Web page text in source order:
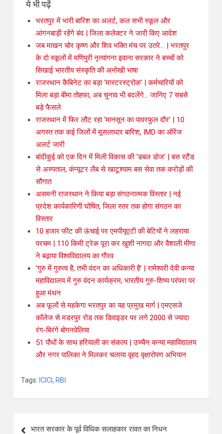
ये भी पढ़ें
भरतपुर में भारी बारिश का अलर्ट, कल सभी स्कूल और
आंगनबाड़ी रहेंगे बंद | जिला कलेक्टर ने जारी किए आदेश
जब माखन चोर कृष्ण और शिव भक्ति मंच पर उतरे… | भरतपुर
के दो स्कूलों में मणिपुरी नृत्यांगना इवाना सरकार ने बच्चों को
सिखाई भारतीय संस्कृति की अनोखी भाषा
राजस्थान कैबिनेट का बड़ा ‘मास्टरस्ट्रोक’ | कर्मचारियों को
मिला बड़ा बीमा तोहफा, अब चुनाव भी बदलेंगे… जानिए 7 सबसे
बड़े फैसले
राजस्थान में फिर लौट रहा ‘मानसून का पावरफुल दौर’ | 10
अगस्त तक कई जिलों में मूसलाधार बारिश, IMD का ऑरेंज
अलर्ट जारी
बांदीकुई को एक दिन में मिली विकास की ‘डबल डोज’ | बस स्टैंड
से अस्पताल, कंप्यूटर लैब से खाटूश्याम बस सेवा तक करोड़ों की
सौगात
असमनी राजस्थान ने किया बड़ा संगठनात्मक विस्तार | नई
प्रदेश कार्यकारिणी घोषित, जिला स्तर तक होगा संगठन का
विस्तार
10 हजार फीट की ऊंचाई पर एमपीयूएटी की बेटियों ने लहराया
परचम | 110 किमी ट्रेक पूरा कर खुशी नागदा और वैशाली मीणा
ने बढ़ाया विश्वविद्यालय का गौरव
‘गुरु में गुरुत्व है, तभी वंदन का अधिकारी है’ | रामेश्वरी देवी कन्या
महाविद्यालय में गुरु वंदन कार्यक्रम, भारतीय गुरु-शिष्य परंपरा पर
हुआ मंथन
अब फूलों से महकेगा भरतपुर का यह प्रमुख मार्ग | एमएसजे
कॉलेज से मडरपुर रोड तक डिवाइडर पर लगे 2000 से ज्यादा
रंग-बिरंगे बोगनवेलिया
51 पौधों के साथ हरियाली का संकल्प | उच्चैन कन्या महाविद्यालय
और नगर पालिका ने मिलकर चलाया वृहद वृक्षारोपण अभियान
Tags: ICICI, RBI
भारत सरकार के पूर्व विधिक सलाहकार रावत का निधन